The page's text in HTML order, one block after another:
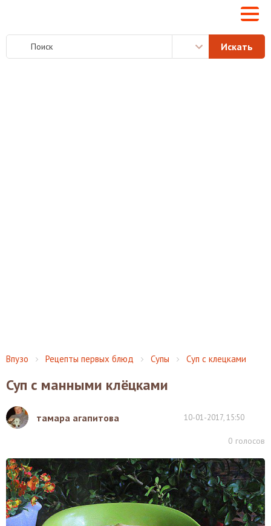
Впузо Рецепты первых блюд Супы Суп с клецками
Суп с манными клёцками
тамара агапитова 10-01-2017, 15:50
0 голосов